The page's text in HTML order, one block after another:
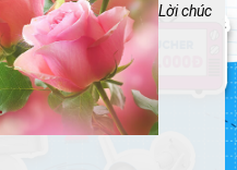
Lời chúc